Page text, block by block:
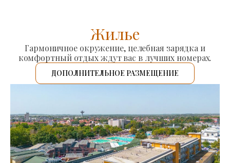
Жилье
Гармоничное окружение, целебная зарядка и
комфортный отдых ждут вас в лучших номерах.
ДОПОЛНИТЕЛЬНОЕ РАЗМЕЩЕНИЕ